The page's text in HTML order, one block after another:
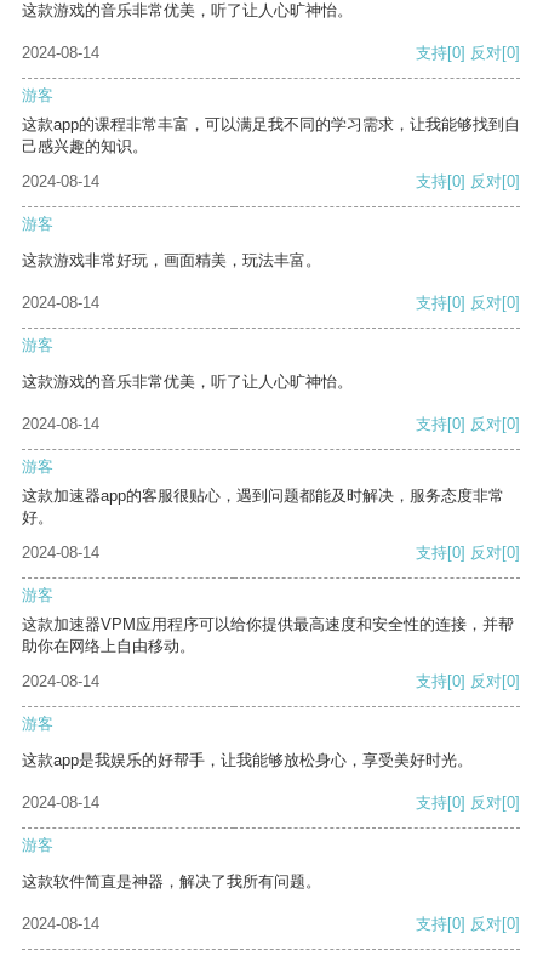
这款游戏的音乐非常优美，听了让人心旷神怡。
2024-08-14 支持[0] 反对[0]
游客
这款app的课程非常丰富，可以满足我不同的学习需求，让我能够找到自
己感兴趣的知识。
2024-08-14
支持[0] 反对[0]
游客
这款游戏非常好玩，画面精美，玩法丰富。
2024-08-14 支持[0] 反对[0]
游客
这款游戏的音乐非常优美，听了让人心旷神怡。
2024-08-14 支持[0] 反对[0]
游客
这款加速器app的客服很贴心，遇到问题都能及时解决，服务态度非常
好。
2024-08-14
支持[0] 反对[0]
游客
这款加速器VPM应用程序可以给你提供最高速度和安全性的连接，并帮
助你在网络上自由移动。
2024-08-14
支持[0] 反对[0]
游客
这款app是我娱乐的好帮手，让我能够放松身心，享受美好时光。
2024-08-14 支持[0] 反对[0]
游客
这款软件简直是神器，解决了我所有问题。
2024-08-14 支持[0] 反对[0]